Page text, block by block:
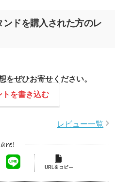
ドを購入された方のレ
をぜひお寄せください。
を書き込む
レビュー一覧